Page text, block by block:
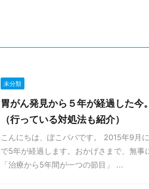
未分類
胃がん発見から５年が経過した
（行っている対処法も紹介）
こんにちは、ぽこパパです。 2015年9月
で5年が経過します。おかげさまで、無
「治療から5年間が一つの節目」 ...